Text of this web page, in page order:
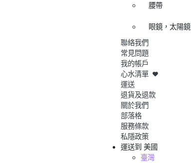
腰帶
眼鏡，太陽鏡
聯絡我們
常見問題
我的帳戶
心水清單
運送
退貨及退款
關於我們
部落格
服務條款
私隱政策
運送到 美國
臺灣